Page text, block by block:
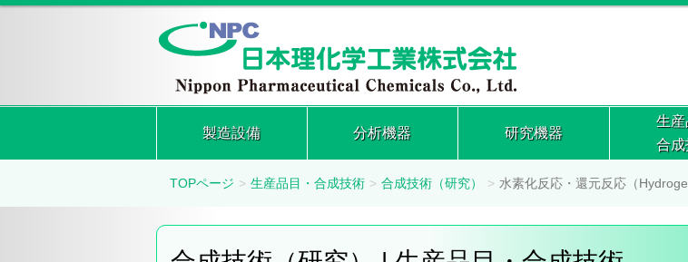
製造設備 分析機器 研究機器
生産
合
TOPページ 生産品目・合成技術 合成技術（研究） 水素化反応・還元反応（